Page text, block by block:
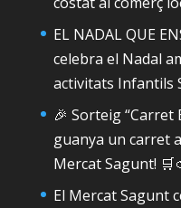
EL NADAL QUE
celebra el Nadal
activitats Infantils
🎉 Sorteig “Carret
guanya un carret
Mercat Sagunt!
El Mercat Sagunt